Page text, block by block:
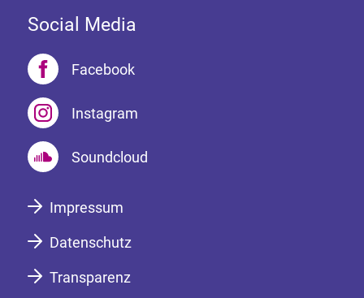
Social Media
Facebook
Instagram
Soundcloud
Impressum
Datenschutz
Transparenz